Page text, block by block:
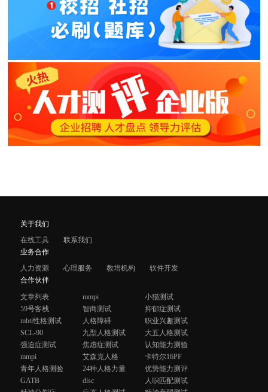
关于我们
在线工具
联系我们
业务合作
人力资源
心理服务 教培机构
软件开发
合作伙伴
文章列表
mmpi
小猫测试
59号客栈
智商测试
抑郁症测试
mbti性格测试
人格障碍
职业兴趣测试
SCL-90
九型人格测试
大五人格测试
强迫症测试
焦虑症测试
认知能力测验
mmpi
艾森克人格
卡特尔16PF
青年人格测验
24种人格力量
优势能力测评
GATB
disc
人职匹配测试